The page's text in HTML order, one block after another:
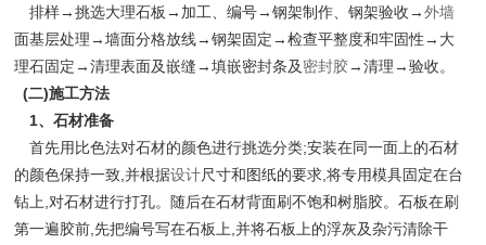
排样→挑选大理石板→加工、编号→钢架制作、钢架验收→外墙
面基层处理→墙面分格放线→钢架固定→检查平整度和牢固性→大
理石固定→清理表面及嵌缝→填嵌密封条及密封胶→清理→验收。
(二)施工方法
1、石材准备
首先用比色法对石材的颜色进行挑选分类;安装在同一面上的石材
的颜色保持一致,并根据设计尺寸和图纸的要求,将专用模具固定在台
钻上,对石材进行打孔。随后在石材背面刷不饱和树脂胶。石板在刷
第一遍胶前,先把编号写在石板上,并将石板上的浮灰及杂污清除干